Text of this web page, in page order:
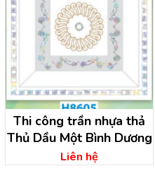
Thi công trần nhựa thả
Thủ Dầu Một Bình Dương
Liên hệ